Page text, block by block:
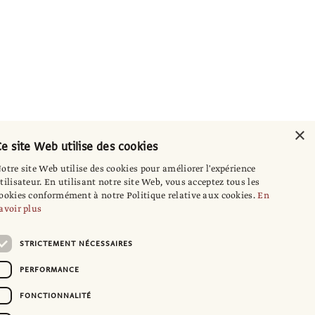
×
site Web utilise des cookies
site Web utilise des cookies pour améliorer l'expérience
En utilisant notre site Web, vous acceptez tous les
conformément à notre Politique relative aux cookies.En
plus
STRICTEMENT NÉCESSAIRES
PERFORMANCE
FONCTIONNALITÉ